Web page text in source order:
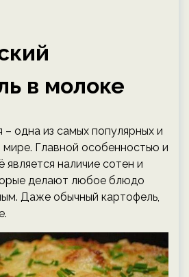
в молоке
– одна из самых популярных и
Главной особенностью и
наличие сотен и
делают любое блюдо
Даже обычный картофель,